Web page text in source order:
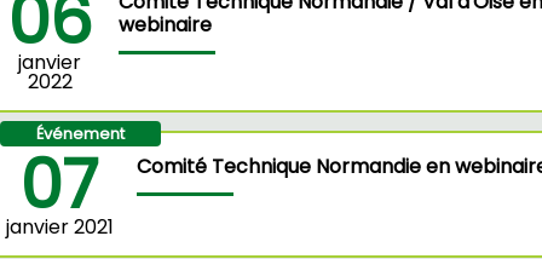
06
janvier
2022
webinaire
07
janvier 2021
Événement
Comité Technique Normandie en